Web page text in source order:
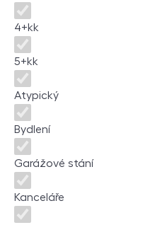
4+kk
5+kk
Atypický
Bydlení
Garážové stání
Kanceláře